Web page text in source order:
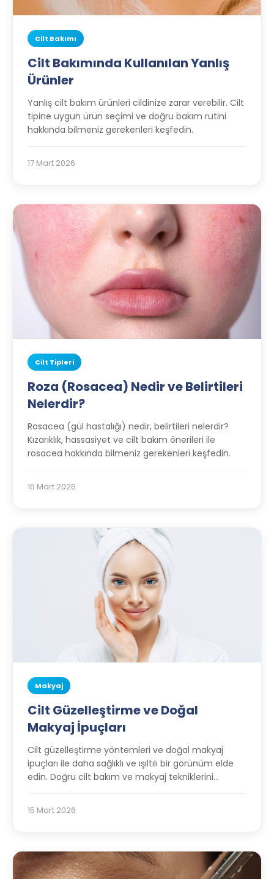
Cilt Bakımı
Cilt Bakımında Kullanılan Yanlış
Ürünler
Yanlış cilt bakım ürünleri cildinize zarar verebilir. Cilt
tipine uygun ürün seçimi ve doğru bakım rutini
hakkında bilmeniz gerekenleri keşfedin.
17 Mart 2026
Cilt Tipleri
Roza (Rosacea) Nedir ve Belirtileri
Nelerdir?
Rosacea (gül hastalığı) nedir, belirtileri nelerdir?
Kızarıklık, hassasiyet ve cilt bakım önerileri ile
rosacea hakkında bilmeniz gerekenleri keşfedin.
16 Mart 2026
Makyaj
Cilt Güzelleştirme ve Doğal
Makyaj İpuçları
Cilt güzelleştirme yöntemleri ve doğal makyaj
ipuçları ile daha sağlıklı ve ışıltılı bir görünüm elde
edin. Doğru cilt bakım ve makyaj tekniklerini
15 Mart 2026